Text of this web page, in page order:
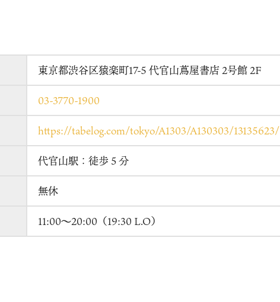
東京都渋谷区猿楽町17-5 代官山蔦屋書店 2号館 2F
03-3770-1900
https://tabelog.com/tokyo/A1303/A130303/13135623/
代官山駅：徒歩５分
無休
11:00～20:00（19:30 L.O）